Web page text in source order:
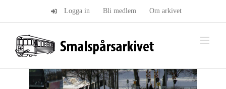
Logga in Bli medlem Om arkivet